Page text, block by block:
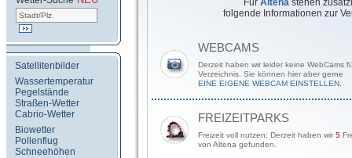
Satellitenbilder
Wassertemperatur
Pegelstände
Straßen-Wetter
Cabrio-Wetter
Biowetter
Pollenflug
Schneehöhen
Für Altena stehen
folgende Informationen zur
WEBCAMS
Derzeit haben wir leider keine WebCams
Verzeichnis. Sie können hier aber gerne
EINE EIGENE WEBCAM EINSTELLEN.
FREIZEITPARKS
Freizeit voll nutzen: Derzeit haben wir 5
von Altena gefunden.